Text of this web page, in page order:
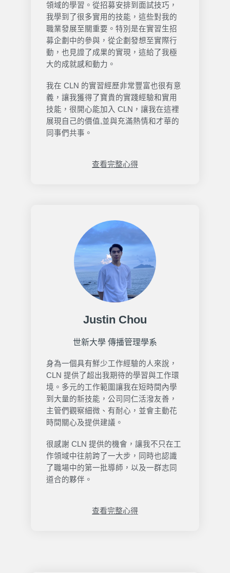
領域的學習。從招募安排到面試技巧，
我學到了很多實用的技能，這些對我的
職業發展至關重要。特別是在實習生招
募企劃中的參與，從企劃發想至實際行
動，也見證了成果的實現，這給了我極
大的成就感和動力。
我在 CLN 的實習經歷非常豐富也很有意
義，讓我獲得了寶貴的實踐經驗和實用
技能，很開心能加入 CLN，讓我在這裡
展現自己的價值,並與充滿熱情和才華的
同事們共事。
查看完整心得
Justin Chou
世新大學 傳播管理學系
身為一個具有鮮少工作經驗的人來說，
CLN 提供了超出我期待的學習與工作環
境。多元的工作範圍讓我在短時間內學
到大量的新技能，公司同仁活潑友善，
主管們觀察細微、有耐心，並會主動花
時間關心及提供建議。
很感謝 CLN 提供的機會，讓我不只在工
作領域中往前跨了一大步，同時也認識
了職場中的第一批導師，以及一群志同
道合的夥伴。
查看完整心得